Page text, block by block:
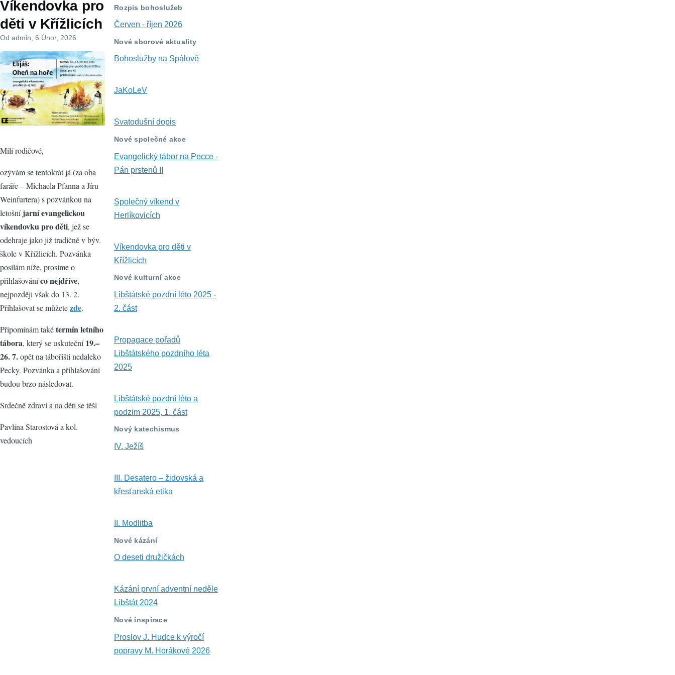
navigace
Víkendovka pro
děti v Křížlicích
Od admin , 6 Únor, 2026
Milí rodičové,
ozývám se tentokrát já (za oba
faráře – Michaela Pfanna a Jíru
Weinfurtera) s pozvánkou na
letošníjarní evangelickou
víkendovku pro děti, jež se
odehraje jako již tradičně v býv.
škole v Křížlicích. Pozvánka
posílám níže, prosíme o
přihlašováníco nejdříve,
nejpozději však do 13. 2.
Přihlašovat se můžetezde.
Připomínám takétermín letního
tábora, který se uskuteční19.–
26. 7.opět na tábořišti nedaleko
Pecky. Pozvánka a přihlašování
budou brzo následovat.
Srdečně zdraví a na děti se těší
Pavlína Starostová a kol.
vedoucích
Rozpis bohoslužeb
Červen - říjen 2026
Nové sborové aktuality
Bohoslužby na Spálově
JaKoLeV
Svatodušní dopis
Nové společné akce
Evangelický tábor na Pecce -
Pán prstenů II
Společný víkend v
Herlíkovicích
Víkendovka pro děti v
Křížlicích
Nové kulturní akce
Libštátské pozdní léto 2025 -
2. část
Propagace pořadů
Libštátského pozdního léta
2025
Libštátské pozdní léto a
podzim 2025, 1. část
Nový katechismus
IV. Ježíš
III. Desatero – židovská a
křesťanská etika
II. Modlitba
Nové kázání
O deseti družičkách
Kázání první adventní neděle
Libštát 2024
Nové inspirace
Proslov J. Hudce k výročí
popravy M. Horákové 2026